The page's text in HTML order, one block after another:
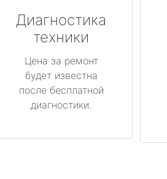
Диагностика
техники
Цена за ремонт
будет известна
после бесплатной
диагностики.